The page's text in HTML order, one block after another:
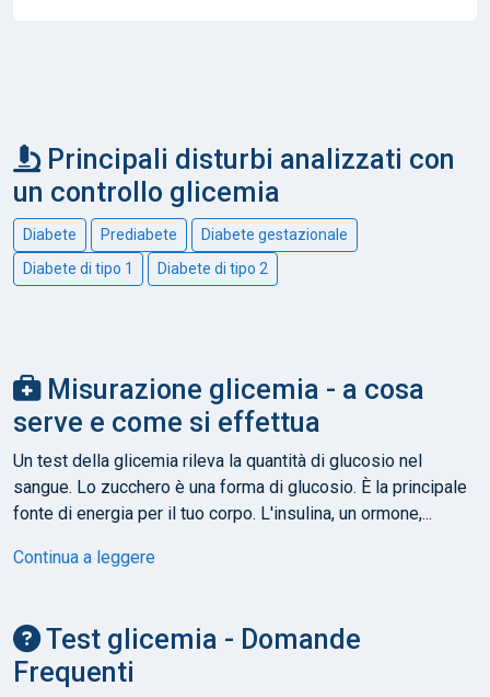
Principali disturbi analizzati con
un controllo glicemia
Diabete Prediabete
Diabete gestazionale
Diabete di tipo 1
Diabete di tipo 2
Misurazione glicemia - a cosa
serve e come si effettua
Un test della glicemia rileva la quantità di glucosio nel
sangue. Lo zucchero è una forma di glucosio. È la principale
fonte di energia per il tuo corpo. L'insulina, un ormone,...
Continua a leggere
Test glicemia - Domande
Frequenti